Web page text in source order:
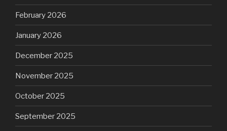
February 2026
January 2026
December 2025
November 2025
October 2025
September 2025